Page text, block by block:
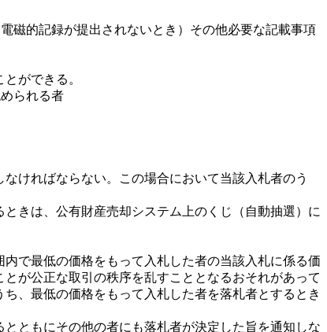
磁的記録が提出されないとき）その他必要な記載事項
ができる。
られる者
ければならない。この場合において当該入札者のう
きは、公有財産売却システム上のくじ（自動抽選）に
で最低の価格をもって入札した者の当該入札に係る価
が公正な取引の秩序を乱すこととなるおそれがあって
、最低の価格をもって入札した者を落札者とするとき
ともにその他の者にも落札者が決定した旨を通知しな